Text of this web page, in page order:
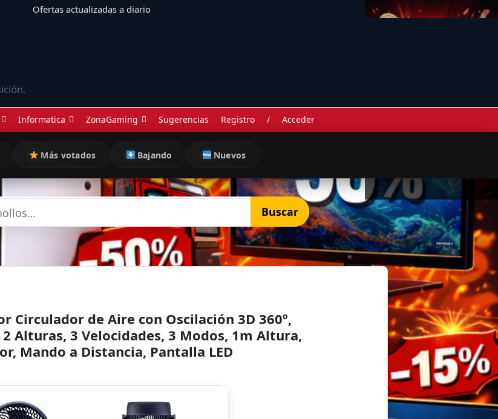
Ofertas actualizadas a diario
Informatica ZonaGaming Sugerencias Registro / Acceder
Más votados Bajando Nuevos
Buscar
Circulador de Aire con Oscilación 3D 360º,
Alturas, 3 Velocidades, 3 Modos, 1m Altura,
Mando a Distancia, Pantalla LED